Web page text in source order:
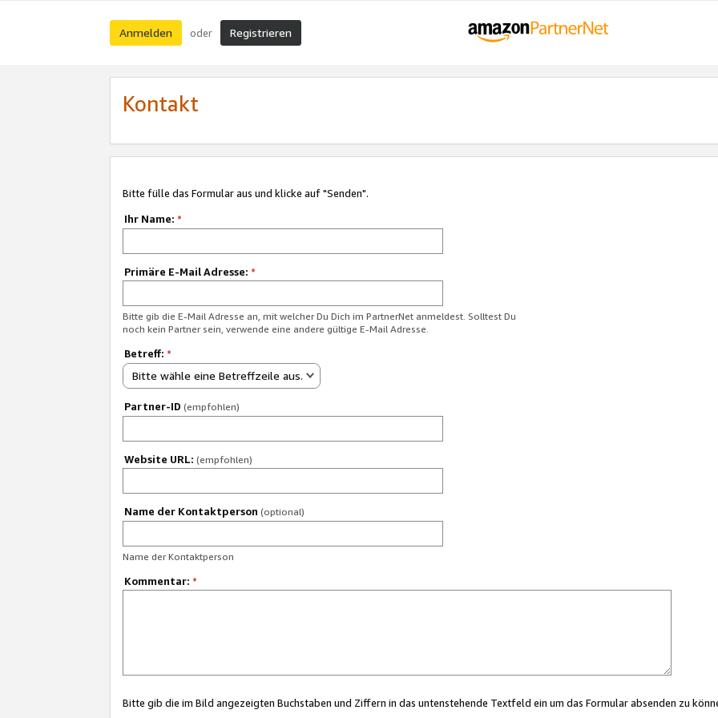
Anmelden oder Registrieren
Kontakt
Bitte fülle das Formular aus und klicke auf "Senden".
Ihr Name: *
Primäre E-Mail Adresse: *
Bitte gib die E-Mail Adresse an, mit welcher Du Dich im PartnerNet anmeldest. Solltest Du
noch kein Partner sein, verwende eine andere gültige E-Mail Adresse.
Betreff: *
Bitte wähle eine Betreffzeile aus.
Partner-ID (empfohlen)
Website URL: (empfohlen)
Name der Kontaktperson (optional)
Name der Kontaktperson
Kommentar: *
Bitte gib die im Bild angezeigten Buchstaben und Ziffern in das untenstehende Textfeld ein um das Formular absenden zu